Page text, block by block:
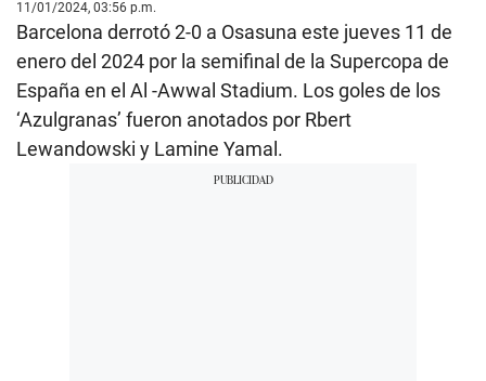
11/01/2024, 03:56 p.m.
Barcelona derrotó 2-0 a Osasuna este jueves 11 de
enero del 2024 por la semifinal de la Supercopa de
España en el Al -Awwal Stadium. Los goles de los
‘Azulgranas’ fueron anotados por Rbert
Lewandowski y Lamine Yamal.